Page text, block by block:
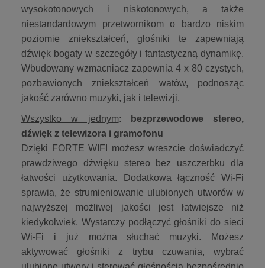
wysokotonowych i niskotonowych, a także
niestandardowym przetwornikom o bardzo niskim
poziomie zniekształceń, głośniki te zapewniają
dźwięk bogaty w szczegóły i fantastyczną dynamikę.
Wbudowany wzmacniacz zapewnia 4 x 80 czystych,
pozbawionych zniekształceń watów, podnosząc
jakość zarówno muzyki, jak i telewizji.
Wszystko w jednym:
bezprzewodowe stereo,
dźwięk z telewizora i gramofonu
Dzięki FORTE WIFI możesz wreszcie doświadczyć
prawdziwego dźwięku stereo bez uszczerbku dla
łatwości użytkowania. Dodatkowa łączność Wi-Fi
sprawia, że strumieniowanie ulubionych utworów w
najwyższej możliwej jakości jest łatwiejsze niż
kiedykolwiek. Wystarczy podłączyć głośniki do sieci
Wi-Fi i już można słuchać muzyki. Możesz
aktywować głośniki z trybu czuwania, wybrać